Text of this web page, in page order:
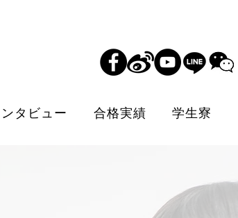
タビュー 合格実績 学生寮